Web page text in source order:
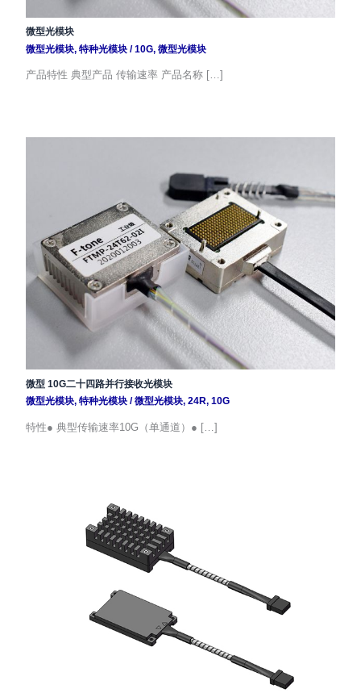
微型光模块
微型光模块, 特种光模块/10G, 微型光模块
产品特性 典型产品 传输速率 产品名称 […]
微型 10G二十四路并行接收光模块
微型光模块, 特种光模块/微型光模块, 24R, 10G
特性● 典型传输速率10G（单通道）● […]